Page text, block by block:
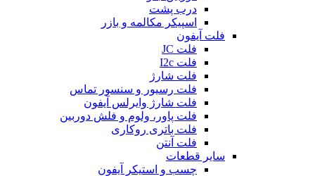
درب پشت
اسپیکر مکالمه و بازر
فلت آیفون
فلت JC
فلت I2c
فلت شارژ
فلت رسیور و سنسور تماس
فلت شارژ وایرلس آیفون
فلت پاور، ولوم و فلش دوربین
فلت باتری روکاری
فلت آنتن
سایر قطعات
چسب و استیکر آیفون